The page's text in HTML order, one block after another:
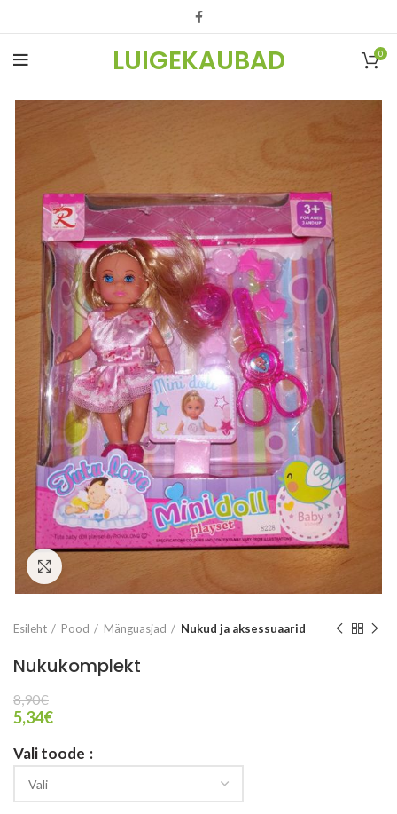
LUIGEKAUBAD 0
Esileht Pood Mänguasjad Nukud ja aksessuaarid
Nukukomplekt
8,90€
5,34€
Vali toode